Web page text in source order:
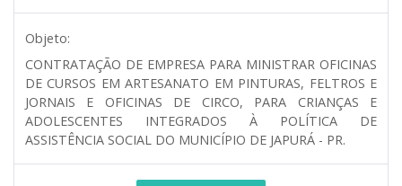
Objeto:
CONTRATAÇÃO DE EMPRESA PARA MINISTRAR OFICINAS
DE CURSOS EM ARTESANATO EM PINTURAS, FELTROS E
JORNAIS E OFICINAS DE CIRCO, PARA CRIANÇAS E
ADOLESCENTES INTEGRADOS À POLÍTICA DE
ASSISTÊNCIA SOCIAL DO MUNICÍPIO DE JAPURÁ - PR.